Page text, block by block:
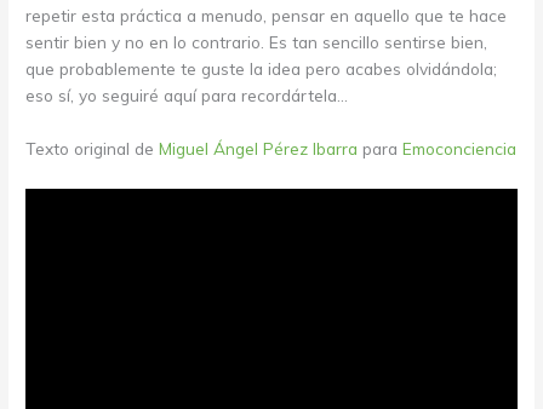
repetir esta práctica a menudo, pensar en aquello que te hace
sentir bien y no en lo contrario. Es tan sencillo sentirse bien,
que probablemente te guste la idea pero acabes olvidándola;
eso sí, yo seguiré aquí para recordártela…
Texto original deMiguel Ángel Pérez Ibarra paraEmoconciencia